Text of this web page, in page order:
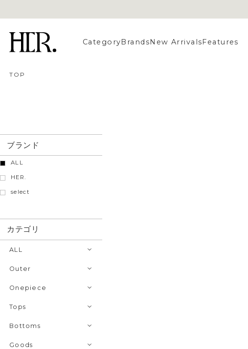
Category Brands New Arrivals Features
TOP
ブランド
ALL
HER.
select
カテゴリ
ALL
Outer
Onepiece
Tops
Bottoms
Goods